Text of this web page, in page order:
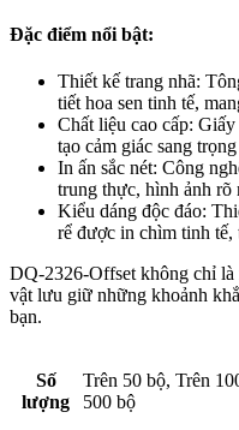
Đặc điểm nổi bật:
Thiết kế trang nhã:
tiết hoa sen tinh tế,
Chất liệu cao cấp:
tạo cảm giác sang
In ấn sắc nét: Công
trung thực, hình ảnh rõ
Kiểu dáng độc đáo:
rể được in chìm tinh tế,
DQ-2326-Offset không chỉ
vật lưu giữ những khoảnh
bạn.
Số
lượng
Trên 50 bộ, Trên
500 bộ